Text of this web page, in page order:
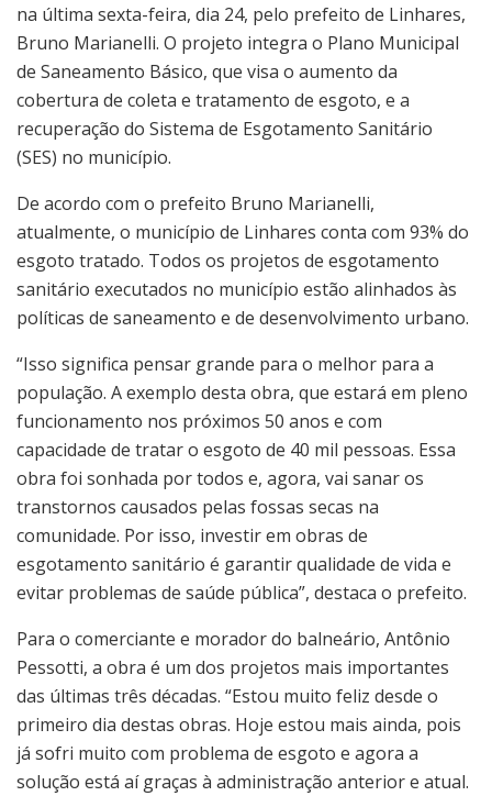
na última sexta-feira, dia 24, pelo prefeito de Linhares,
Bruno Marianelli. O projeto integra o Plano Municipal
de Saneamento Básico, que visa o aumento da
cobertura de coleta e tratamento de esgoto, e a
recuperação do Sistema de Esgotamento Sanitário
(SES) no município.
De acordo com o prefeito Bruno Marianelli,
atualmente, o município de Linhares conta com 93% do
esgoto tratado. Todos os projetos de esgotamento
sanitário executados no município estão alinhados às
políticas de saneamento e de desenvolvimento urbano.
“Isso significa pensar grande para o melhor para a
população. A exemplo desta obra, que estará em pleno
funcionamento nos próximos 50 anos e com
capacidade de tratar o esgoto de 40 mil pessoas. Essa
obra foi sonhada por todos e, agora, vai sanar os
transtornos causados pelas fossas secas na
comunidade. Por isso, investir em obras de
esgotamento sanitário é garantir qualidade de vida e
evitar problemas de saúde pública”, destaca o prefeito.
Para o comerciante e morador do balneário, Antônio
Pessotti, a obra é um dos projetos mais importantes
das últimas três décadas. “Estou muito feliz desde o
primeiro dia destas obras. Hoje estou mais ainda, pois
já sofri muito com problema de esgoto e agora a
solução está aí graças à administração anterior e atual.